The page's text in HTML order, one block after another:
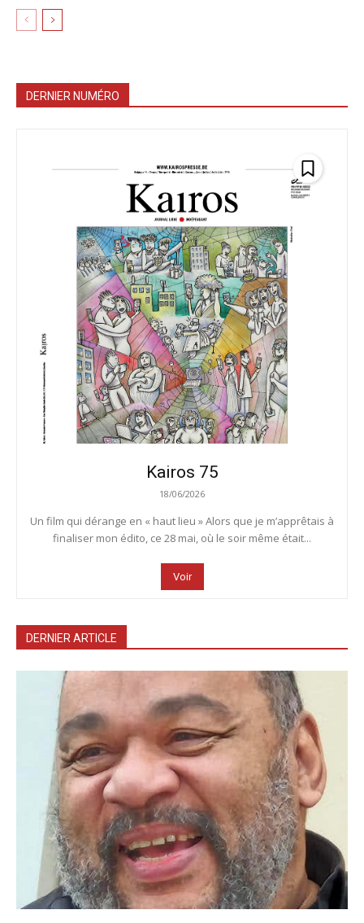
DERNIER NUMÉRO
Kairos 75
18/06/2026
Un film qui dérange en « haut lieu » Alors que je m’apprêtais à
finaliser mon édito, ce 28 mai, où le soir même était...
Voir
DERNIER ARTICLE